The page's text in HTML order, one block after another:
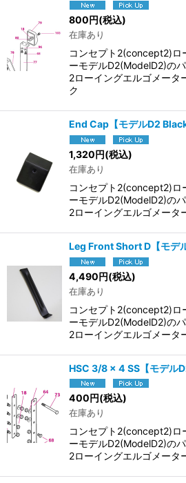
800円(税込)
在庫あり
コンセプト2(concept2)ロ
ーモデルD2(ModelD2)の
2ローイングエルゴメータ
ク
End Cap【モデルD2 Black
1,320円(税込)
在庫あり
コンセプト2(concept2)ロ
ーモデルD2(ModelD2)の
2ローイングエルゴメータ
Leg Front Short D【モデ
4,490円(税込)
在庫あり
コンセプト2(concept2)ロ
ーモデルD2(ModelD2)の
2ローイングエルゴメータ
HSC 3/8 x 4 SS【モデル
400円(税込)
在庫あり
コンセプト2(concept2)ロ
ーモデルD2(ModelD2)の
2ローイングエルゴメータ